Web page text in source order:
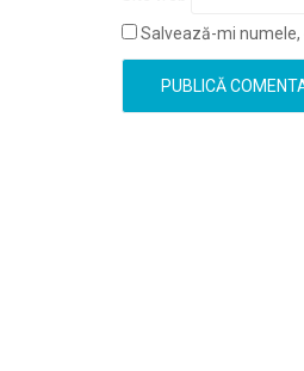
Salvează-mi